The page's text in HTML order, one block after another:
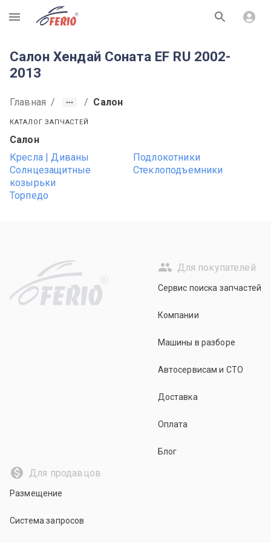
R
Салон Хендай Соната EF RU 2002-
2013
Главная / / Салон
КАТАЛОГ ЗАПЧАСТЕЙ
Салон
Кресла | Диваны
Подлокотники
Солнцезащитные
козырьки
Стеклоподъемники
Торпедо
R
Для покупателей
Сервис поиска запчастей
Компании
Машины в разборе
Автосервисам и СТО
Доставка
Оплата
Блог
Для продавцов
Размещение
Система запросов